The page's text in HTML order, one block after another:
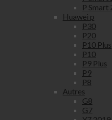
P Smart
Huawei p
P30
P20
P10 Plus
P10
P9 Plus
P9
P8
Autres
G8
G7